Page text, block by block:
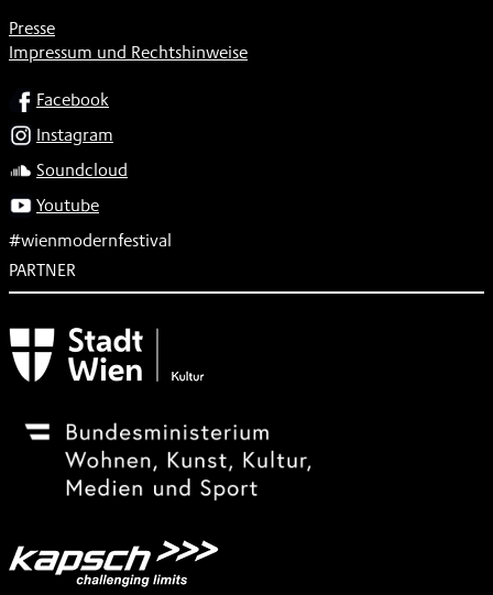
Presse
Impressum und Rechtshinweise
SOCIALFacebook
Instagram
Soundcloud
Youtube
#wienmodernfestival
PARTNER
Subventionsgeber